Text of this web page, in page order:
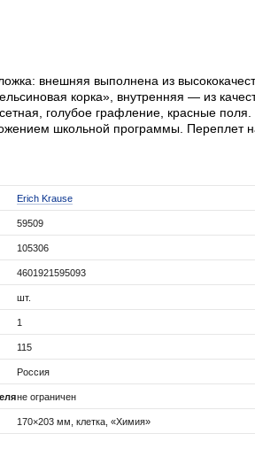
внешняя выполнена из
корка», внутренняя — из
голубое графление, красные
школьной программы. Переплет
Erich Krause
59509
105306
4601921595093
шт.
1
115
Россия
не ограничен
170×203 мм, клетка, «Химия»